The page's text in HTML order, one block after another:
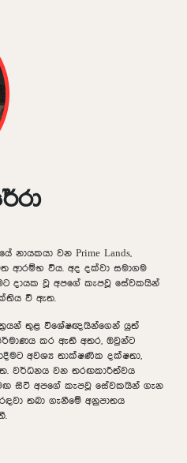
නායකයා වන Prime Lands,
ආරම්භ විය. අද දක්වා සමාගම
දායක වූ අපගේ කැපවූ සේවකයින්
වී ඇත.
තුළ විශේෂඥයින්ගෙන් යුත්
කර ඇති අතර, ඔවුන්ට
අවශ්‍ය තාක්ෂණික දක්ෂතා,
වර්ධනය වන තරඟකාරීත්වය
සිටි අපගේ කැපවූ සේවකයින් ගැන
තබා ගැනීමේ අනුපාතය